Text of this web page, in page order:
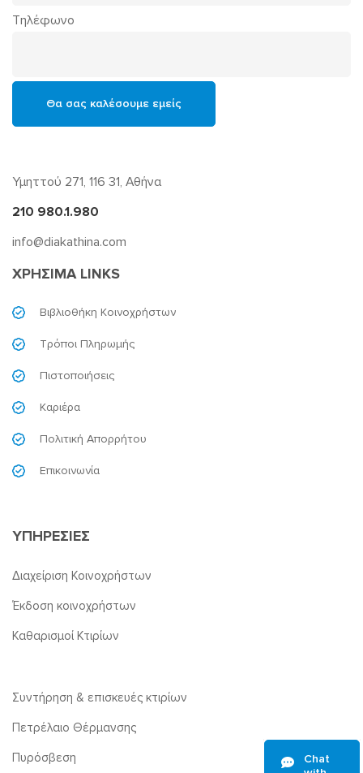
Τηλέφωνο
Υμηττού 271, 116 31, Αθήνα
210 980.1.980
info@diakathina.com
ΧΡΗΣΙΜΑ LINKS
Βιβλιοθήκη Κοινοχρήστων
Τρόποι Πληρωμής
Πιστοποιήσεις
Καριέρα
Πολιτική Απορρήτου
Επικοινωνία
ΥΠΗΡΕΣΙΕΣ
Διαχείριση Κοινοχρήστων
Έκδοση κοινοχρήστων
Καθαρισμοί Κτιρίων
Συντήρηση & επισκευές κτιρίων
Πετρέλαιο Θέρμανσης
Πυρόσβεση
Chat